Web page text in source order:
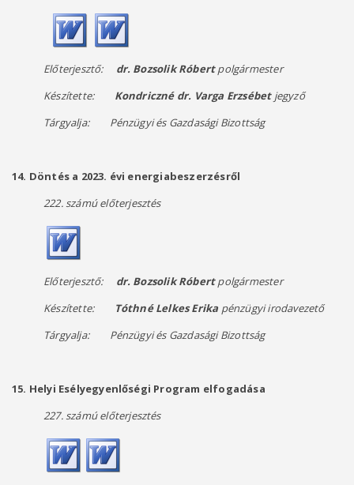
Előterjesztő: dr. Bozsolik Róbertpolgármester
Készítette: Kondriczné dr. Varga Erzsébet jegyző
Tárgyalja: Pénzügyi és Gazdasági Bizottság
14. Döntés a 2023. évi energiabeszerzésről
222. számú előterjesztés
Előterjesztő: dr. Bozsolik Róbertpolgármester
Készítette:
Tóthné Lelkes Erika pénzügyi irodavezető
Tárgyalja: Pénzügyi és Gazdasági Bizottság
15. Helyi Esélyegyenlőségi Program elfogadása
227. számú előterjesztés